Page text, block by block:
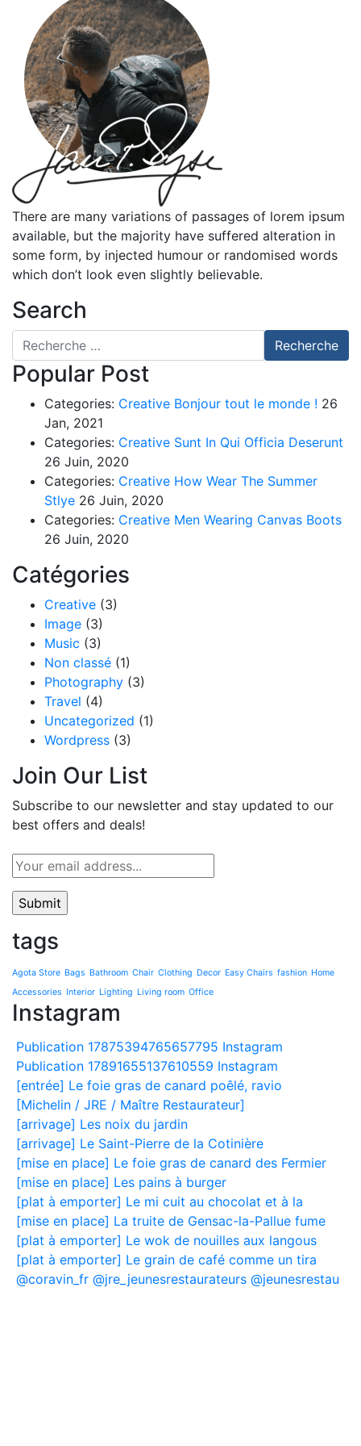
There are many variations of passages of lorem ipsum
available, but the majority have suffered alteration in
some form, by injected humour or randomised words
which don’t look even slightly believable.
Search
Recherche pour Recherche
Popular Post
Categories: Creative Bonjour tout le monde ! 26
Jan, 2021
Categories: Creative Sunt In Qui Officia Deserunt
26 Juin, 2020
Categories: Creative How Wear The Summer
Stlye 26 Juin, 2020
Categories: Creative Men Wearing Canvas Boots
26 Juin, 2020
Catégories
Creative (3)
Image (3)
Music (3)
Non classé (1)
Photography (3)
Travel (4)
Uncategorized (1)
Wordpress (3)
Join Our List
Subscribe to our newsletter and stay updated to our
best offers and deals!
tags
Agota Store Bags Bathroom Chair Clothing Decor Easy Chairs fashion Home
Accessories Interior Lighting Living room Office
Instagram
Publication 17875394765657795 Instagram
Publication 17891655137610559 Instagram
[entrée] Le foie gras de canard poêlé, ravio
[Michelin / JRE / Maître Restaurateur]
[arrivage] Les noix du jardin
[arrivage] Le Saint-Pierre de la Cotinière
[mise en place] Le foie gras de canard des Fermier
[mise en place] Les pains à burger
[plat à emporter] Le mi cuit au chocolat et à la
[mise en place] La truite de Gensac-la-Pallue fume
[plat à emporter] Le wok de nouilles aux langous
[plat à emporter] Le grain de café comme un tira
@coravin_fr @jre_jeunesrestaurateurs @jeunesrestau